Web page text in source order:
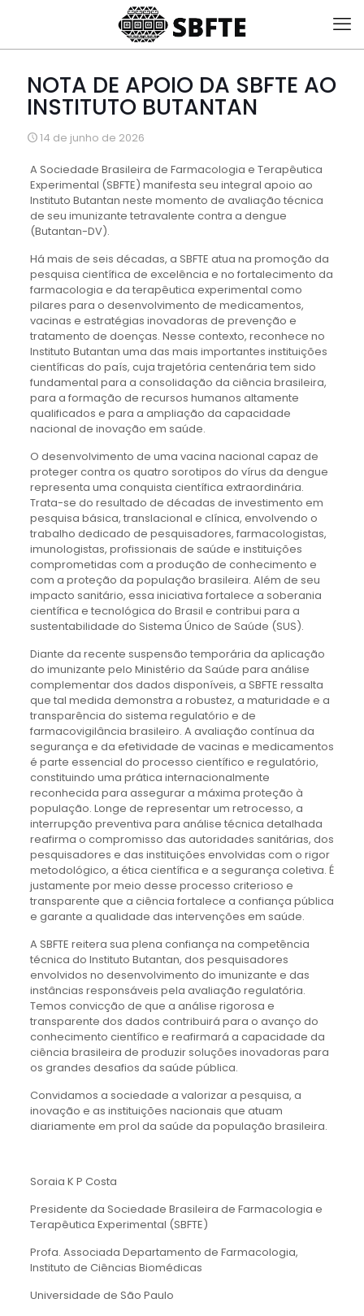
NOTA DE APOIO DA SBFTE AO
INSTITUTO BUTANTAN
14 de junho de 2026
A Sociedade Brasileira de Farmacologia e Terapêutica
Experimental (SBFTE) manifesta seu integral apoio ao
Instituto Butantan neste momento de avaliação técnica
de seu imunizante tetravalente contra a dengue
(Butantan-DV).
Há mais de seis décadas, a SBFTE atua na promoção da
pesquisa científica de excelência e no fortalecimento da
farmacologia e da terapêutica experimental como
pilares para o desenvolvimento de medicamentos,
vacinas e estratégias inovadoras de prevenção e
tratamento de doenças. Nesse contexto, reconhece no
Instituto Butantan uma das mais importantes instituições
científicas do país, cuja trajetória centenária tem sido
fundamental para a consolidação da ciência brasileira,
para a formação de recursos humanos altamente
qualificados e para a ampliação da capacidade
nacional de inovação em saúde.
O desenvolvimento de uma vacina nacional capaz de
proteger contra os quatro sorotipos do vírus da dengue
representa uma conquista científica extraordinária.
Trata-se do resultado de décadas de investimento em
pesquisa básica, translacional e clínica, envolvendo o
trabalho dedicado de pesquisadores, farmacologistas,
imunologistas, profissionais de saúde e instituições
comprometidas com a produção de conhecimento e
com a proteção da população brasileira. Além de seu
impacto sanitário, essa iniciativa fortalece a soberania
científica e tecnológica do Brasil e contribui para a
sustentabilidade do Sistema Único de Saúde (SUS).
Diante da recente suspensão temporária da aplicação
do imunizante pelo Ministério da Saúde para análise
complementar dos dados disponíveis, a SBFTE ressalta
que tal medida demonstra a robustez, a maturidade e a
transparência do sistema regulatório e de
farmacovigilância brasileiro. A avaliação contínua da
segurança e da efetividade de vacinas e medicamentos
é parte essencial do processo científico e regulatório,
constituindo uma prática internacionalmente
reconhecida para assegurar a máxima proteção à
população. Longe de representar um retrocesso, a
interrupção preventiva para análise técnica detalhada
reafirma o compromisso das autoridades sanitárias, dos
pesquisadores e das instituições envolvidas com o rigor
metodológico, a ética científica e a segurança coletiva. É
justamente por meio desse processo criterioso e
transparente que a ciência fortalece a confiança pública
e garante a qualidade das intervenções em saúde.
A SBFTE reitera sua plena confiança na competência
técnica do Instituto Butantan, dos pesquisadores
envolvidos no desenvolvimento do imunizante e das
instâncias responsáveis pela avaliação regulatória.
Temos convicção de que a análise rigorosa e
transparente dos dados contribuirá para o avanço do
conhecimento científico e reafirmará a capacidade da
ciência brasileira de produzir soluções inovadoras para
os grandes desafios da saúde pública.
Convidamos a sociedade a valorizar a pesquisa, a
inovação e as instituições nacionais que atuam
diariamente em prol da saúde da população brasileira.
Soraia K P Costa
Presidente da Sociedade Brasileira de Farmacologia e
Terapêutica Experimental (SBFTE)
Profa. Associada Departamento de Farmacologia,
Instituto de Ciências Biomédicas
Universidade de São Paulo